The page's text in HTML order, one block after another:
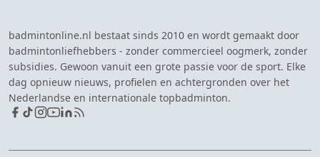
badmintonline.nl bestaat sinds 2010 en wordt gemaakt door
badmintonliefhebbers - zonder commercieel oogmerk, zonder
subsidies. Gewoon vanuit een grote passie voor de sport. Elke
dag opnieuw nieuws, profielen en achtergronden over het
Nederlandse en internationale topbadminton.